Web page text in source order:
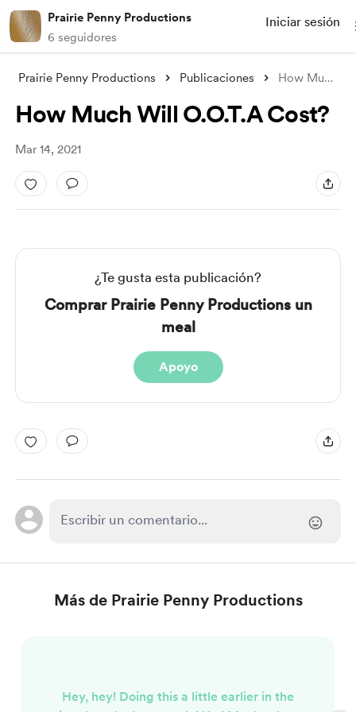
Prairie Penny Productions
6 seguidores
Iniciar sesión
Prairie Penny Productions Publicaciones How Much Will O.O.T.A Cost?
How Much Will O.O.T.A Cost?
Mar 14, 2021
¿Te gusta esta publicación?
Comprar Prairie Penny Productions un
meal
Apoyo
Más de Prairie Penny Productions
Hey, hey! Doing this a little earlier in the